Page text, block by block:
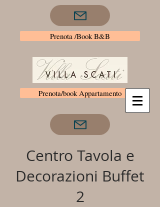
Prenota /Book B&B
Prenota/book Appartamento
Centro Tavola e
Decorazioni Buffet
2